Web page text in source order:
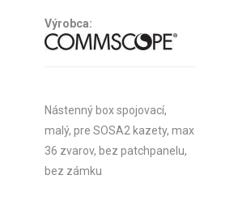
Výrobca:
Nástenný box spojovací,
malý, pre SOSA2 kazety, max
36 zvarov, bez patchpanelu,
bez zámku